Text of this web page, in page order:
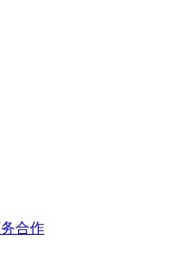
合作